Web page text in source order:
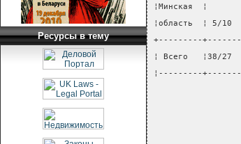
Ресурсы в тему
¦Минская  ¦
¦область  ¦
+---------
¦ Всего   ¦38/
¦---------